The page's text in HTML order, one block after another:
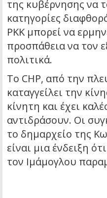
της κυβέρνησης να
κατηγορίες
PKK μπορεί να
προσπάθεια να τον
πολιτικά.
Το CHP, από την
καταγγείλει την
κίνητη και έχει
αντιδράσουν. Οι
το δημαρχείο της
είναι μια ένδειξη
τον Ιμάμογλου